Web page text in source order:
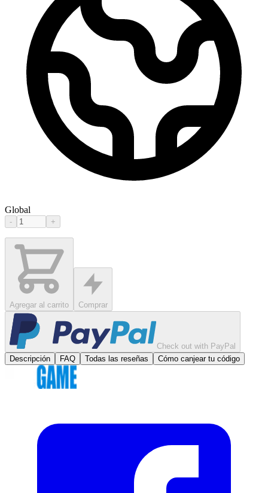
Global
- +
Agregar al carrito Comprar
Check out with PayPal
Descripción
FAQ Todas las reseñas Cómo canjear tu código